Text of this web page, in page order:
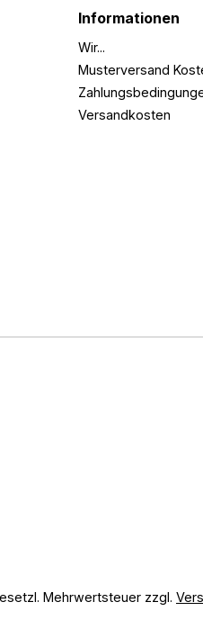
Informationen
Wir...
Musterversand
Versandkosten
Mehrwertsteuer zzgl.